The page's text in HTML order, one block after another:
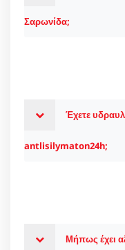
Σαρωνίδα;
Έχετε
antlisilymaton24h;
Μήπως έχει